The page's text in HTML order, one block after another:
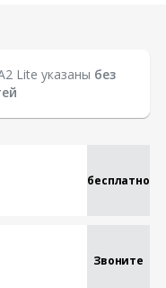
Lite указаны без
бесплатно
Звоните